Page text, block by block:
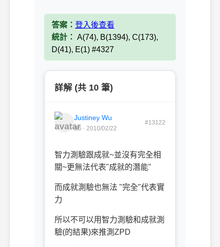
答案： 登入後查看
統計： A(74), B(1394), C(173),
D(41), E(1) #4327
詳解 (共 10 筆)
Justiney Wu
B6 · 2010/02/22
#13122
智力測驗跟成就~並沒有完全相
關~更無法代表"成就的潛能"
而成就測驗也無法 "完全"代表實
力
所以不可以用智力測驗和成就測
驗(的結果)來推測ZPD